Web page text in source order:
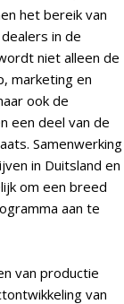
het bereik van
in de
niet alleen de
marketing en
ook de
een deel van de
Samenwerking
in Duitsland en
om een breed
aan te
van productie
van